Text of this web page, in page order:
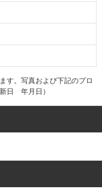
す。写真および下記のプロ
日 年月日）